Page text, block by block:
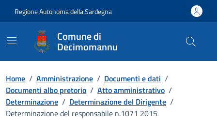
Regione Autonoma della Sardegna
Comune di
Decimomannu
Home / Amministrazione / Documenti e dati /
Documenti albo pretorio / Atto amministrativo /
Determinazione / Determinazione del Dirigente /
Determinazione del responsabile n.1071 2015